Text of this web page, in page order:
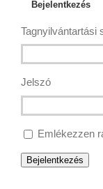
Bejelentkezés
Tagnyilvántartási
Jelszó
Emlékezzen
Bejelentkezés